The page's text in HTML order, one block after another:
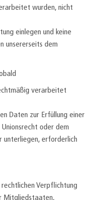
wurden, nicht
einlegen und keine
unsererseits dem
verarbeitet
Daten zur Erfüllung einer
oder dem
unterliegen, erforderlich
Verpflichtung
Mitgliedstaaten,